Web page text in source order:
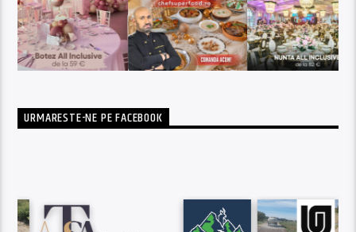
URMARESTE-NE PE FACEBOOK